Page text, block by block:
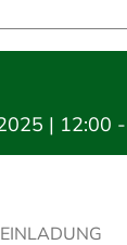
| 12:00 -
EINLADUNG